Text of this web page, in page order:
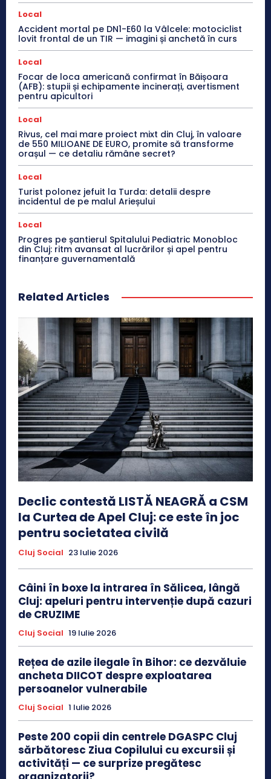
Local
Accident mortal pe DN1-E60 la Vâlcele: motociclist
lovit frontal de un TIR — imagini și anchetă în curs
Local
Focar de loca americană confirmat în Băișoara
(AFB): stupii și echipamente incinerați, avertisment
pentru apicultori
Local
Rivus, cel mai mare proiect mixt din Cluj, în valoare
de 550 MILIOANE DE EURO, promite să transforme
orașul — ce detaliu rămâne secret?
Local
Turist polonez jefuit la Turda: detalii despre
incidentul de pe malul Arieșului
Local
Progres pe șantierul Spitalului Pediatric Monobloc
din Cluj: ritm avansat al lucrărilor și apel pentru
finanțare guvernamentală
Related Articles
Declic contestă LISTĂ NEAGRĂ a CSM
la Curtea de Apel Cluj: ce este în joc
pentru societatea civilă
Cluj Social 23 Iulie 2026
Câini în boxe la intrarea în Sălicea, lângă
Cluj: apeluri pentru intervenție după cazuri
de CRUZIME
Cluj Social 19 Iulie 2026
Rețea de azile ilegale în Bihor: ce dezvăluie
ancheta DIICOT despre exploatarea
persoanelor vulnerabile
Cluj Social 1 Iulie 2026
Peste 200 copii din centrele DGASPC Cluj
sărbătoresc Ziua Copilului cu excursii și
activități — ce surprize pregătesc